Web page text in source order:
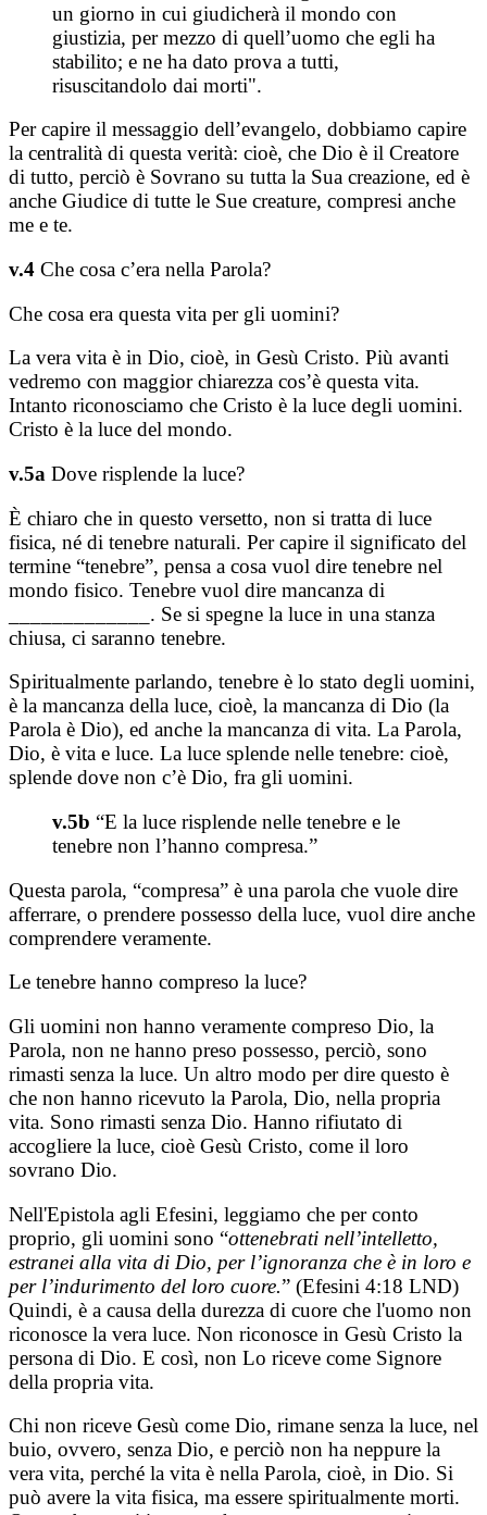
un giorno in cui giudicherà il mondo con
giustizia, per mezzo di quell’uomo che egli ha
stabilito; e ne ha dato prova a tutti,
risuscitandolo dai morti".
Per capire il messaggio dell’evangelo, dobbiamo capire
la centralità di questa verità: cioè, che Dio è il Creatore
di tutto, perciò è Sovrano su tutta la Sua creazione, ed è
anche Giudice di tutte le Sue creature, compresi anche
me e te.
v.4 Che cosa c’era nella Parola?
Che cosa era questa vita per gli uomini?
La vera vita è in Dio, cioè, in Gesù Cristo. Più avanti
vedremo con maggior chiarezza cos’è questa vita.
Intanto riconosciamo che Cristo è la luce degli uomini.
Cristo è la luce del mondo.
v.5a Dove risplende la luce?
È chiaro che in questo versetto, non si tratta di luce
fisica, né di tenebre naturali. Per capire il significato del
termine “tenebre”, pensa a cosa vuol dire tenebre nel
mondo fisico. Tenebre vuol dire mancanza di
_____________. Se si spegne la luce in una stanza
chiusa, ci saranno tenebre.
Spiritualmente parlando, tenebre è lo stato degli uomini,
è la mancanza della luce, cioè, la mancanza di Dio (la
Parola è Dio), ed anche la mancanza di vita. La Parola,
Dio, è vita e luce. La luce splende nelle tenebre: cioè,
splende dove non c’è Dio, fra gli uomini.
v.5b “E la luce risplende nelle tenebre e le
tenebre non l’hanno compresa.”
Questa parola, “compresa” è una parola che vuole dire
afferrare, o prendere possesso della luce, vuol dire anche
comprendere veramente.
Le tenebre hanno compreso la luce?
Gli uomini non hanno veramente compreso Dio, la
Parola, non ne hanno preso possesso, perciò, sono
rimasti senza la luce. Un altro modo per dire questo è
che non hanno ricevuto la Parola, Dio, nella propria
vita. Sono rimasti senza Dio. Hanno rifiutato di
accogliere la luce, cioè Gesù Cristo, come il loro
sovrano Dio.
Nell'Epistola agli Efesini, leggiamo che per conto
proprio, gli uomini sono “ottenebrati nell’intelletto,
estranei alla vita di Dio, per l’ignoranza che è in loro e
per l’indurimento del loro cuore.” (Efesini 4:18 LND)
Quindi, è a causa della durezza di cuore che l'uomo non
riconosce la vera luce. Non riconosce in Gesù Cristo la
persona di Dio. E così, non Lo riceve come Signore
della propria vita.
Chi non riceve Gesù come Dio, rimane senza la luce, nel
buio, ovvero, senza Dio, e perciò non ha neppure la
vera vita, perché la vita è nella Parola, cioè, in Dio. Si
può avere la vita fisica, ma essere spiritualmente morti.